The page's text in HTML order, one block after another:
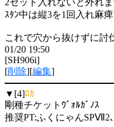
2セット入れないと外れ
ｽﾀﾝ中は縦3を1回入れ麻
これで穴から抜けずに討
01/20 19:50
[SH906i]
[削除][編集]
▼[4]ﾛｶ
剛種チケットｳﾞｫﾙｶﾞﾉｽ
推奨PT:ふくにゃんSPⅦ2